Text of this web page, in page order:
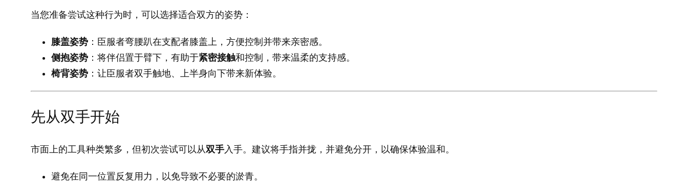
当您准备尝试这种行为时，可以选择适合双方的姿势：
膝盖姿势 ：臣服者弯腰趴在支配者膝盖上，方便控制并带来亲密感。
侧抱姿势 ：将伴侣置于臂下，有助于紧密接触和控制，带来温柔的支持感。
椅背姿势 ：让臣服者双手触地、上半身向下带来新体验。
先从双手开始
市面上的工具种类繁多，但初次尝试可以从双手 入手。建议将手指并拢，并避免分开，以确保体验温和。
避免在同一位置反复用力，以免导致不必要的淤青。